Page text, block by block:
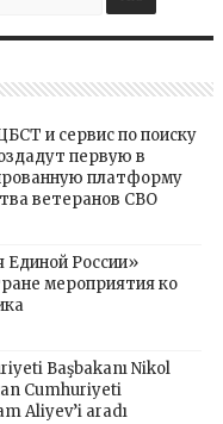
и сервис по поиску
первую в
платформу
ветеранов СВО
России»
мероприятия ко
Başbakanı Nikol
Cumhuriyeti
Aliyev’i aradı